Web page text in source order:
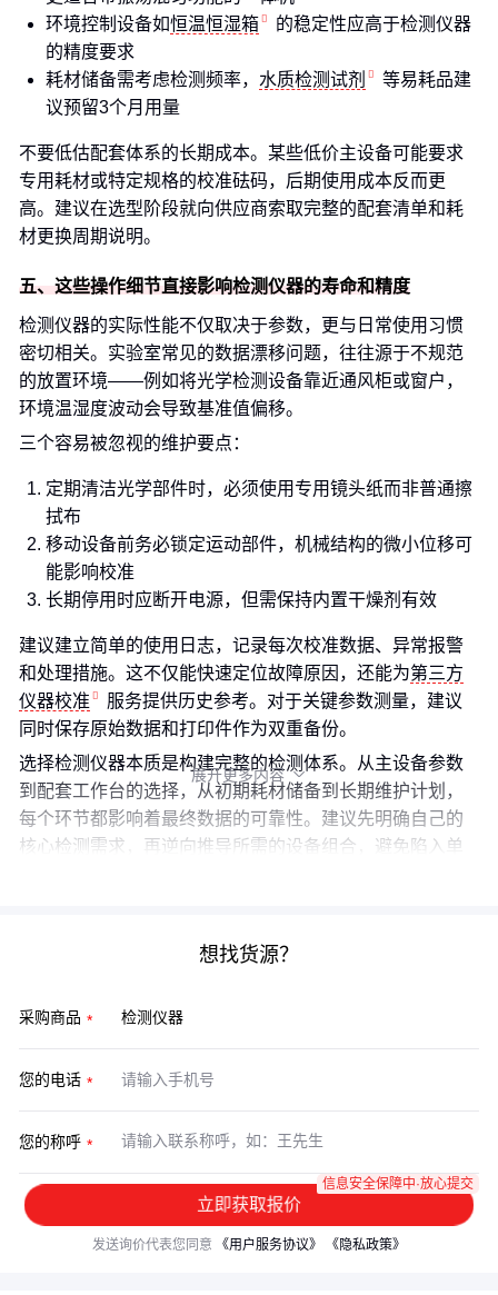
环境控制设备如恒温恒湿箱
的稳定性应高于检测仪器
的精度要求
耗材储备需考虑检测频率， 水质检测试剂
等易耗品建
议预留3个月用量
不要低估配套体系的长期成本。某些低价主设备可能要求
专用耗材或特定规格的校准砝码，后期使用成本反而更
高。建议在选型阶段就向供应商索取完整的配套清单和耗
材更换周期说明。
五、这些操作细节直接影响检测仪器的寿命和精度
检测仪器的实际性能不仅取决于参数，更与日常使用习惯
密切相关。实验室常见的数据漂移问题，往往源于不规范
的放置环境——例如将光学检测设备靠近通风柜或窗户，
环境温湿度波动会导致基准值偏移。
三个容易被忽视的维护要点：
定期清洁光学部件时，必须使用专用镜头纸而非普通擦
拭布
移动设备前务必锁定运动部件，机械结构的微小位移可
能影响校准
长期停用时应断开电源，但需保持内置干燥剂有效
建议建立简单的使用日志，记录每次校准数据、异常报警
和处理措施。这不仅能快速定位故障原因，还能为第三方
仪器校准
服务提供历史参考。对于关键参数测量，建议
同时保存原始数据和打印件作为双重备份。
选择检测仪器本质是构建完整的检测体系。从主设备参数
到配套工作台的选择，从初期耗材储备到长期维护计划，
每个环节都影响着最终数据的可靠性。建议先明确自己的
核心检测需求，再逆向推导所需的设备组合，避免陷入单
展开更多内容 
想找货源？
采购商品
您的电话
您的称呼
立即获取报价
信息安全保障中·放心提交
发送询价代表您同意 《用户服务协议》 《隐私政策》